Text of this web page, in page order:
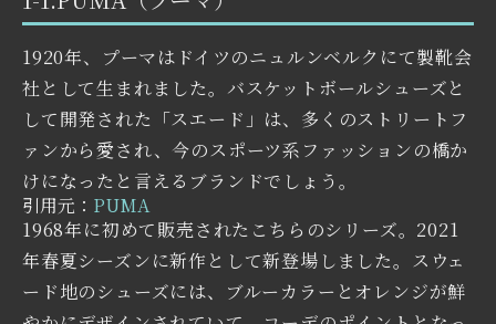
1920年、プーマはドイツのニュルンベルクにて製靴会
社として生まれました。バスケットボールシューズと
して開発された「スエード」は、多くのストリートフ
ァンから愛され、今のスポーツ系ファッションの橋か
けになったと言えるブランドでしょう。
引用元： PUMA
1968年に初めて販売されたこちらのシリーズ。2021
年春夏シーズンに新作として新登場しました。スウェ
ード地のシューズには、ブルーカラーとオレンジが鮮